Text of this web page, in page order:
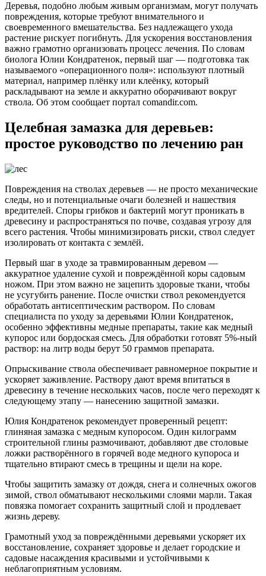
Деревья, подобно любым живым организмам, могут получать
повреждения, которые требуют внимательного и
своевременного вмешательства. Без надлежащего ухода
растение рискует погибнуть. Для ускорения восстановления
важно грамотно организовать процесс лечения. По словам
биолога Юлии Кондратенок, первый шаг — подготовка так
называемого «операционного поля»: используют плотный
материал, например плёнку или клеёнку, который
раскладывают на земле и аккуратно оборачивают вокруг
ствола. Об этом сообщает портал comandir.com.
Целебная замазка для деревьев:
простое руководство по лечению ран
Повреждения на стволах деревьев — не просто механические
следы, но и потенциальные очаги болезней и нашествия
вредителей. Споры грибков и бактерий могут проникать в
древесину и распространяться по почве, создавая угрозу для
всего растения. Чтобы минимизировать риски, ствол следует
изолировать от контакта с землёй.
Первый шаг в уходе за травмированным деревом —
аккуратное удаление сухой и повреждённой коры садовым
ножом. При этом важно не зацепить здоровые ткани, чтобы
не усугубить ранение. После очистки ствол рекомендуется
обработать антисептическим раствором. По словам
специалиста по уходу за деревьями Юлии Кондратенок,
особенно эффективны медные препараты, такие как медный
купорос или бордоская смесь. Для обработки готовят 5%-ный
раствор: на литр воды берут 50 граммов препарата.
Опрыскивание ствола обеспечивает равномерное покрытие и
ускоряет заживление. Раствору дают время впитаться в
древесину в течение нескольких часов, после чего переходят к
следующему этапу — нанесению защитной замазки.
Юлия Кондратенок рекомендует проверенный рецепт:
глиняная замазка с медным купоросом. Один килограмм
строительной глины размочивают, добавляют две столовые
ложки растворённого в горячей воде медного купороса и
тщательно втирают смесь в трещины и щели на коре.
Чтобы защитить замазку от дождя, снега и солнечных ожогов
зимой, ствол обматывают несколькими слоями марли. Такая
повязка помогает сохранить защитный слой и продлевает
жизнь дереву.
Грамотный уход за повреждёнными деревьями ускоряет их
восстановление, сохраняет здоровье и делает городские и
садовые насаждения красивыми и устойчивыми к
неблагоприятным условиям.